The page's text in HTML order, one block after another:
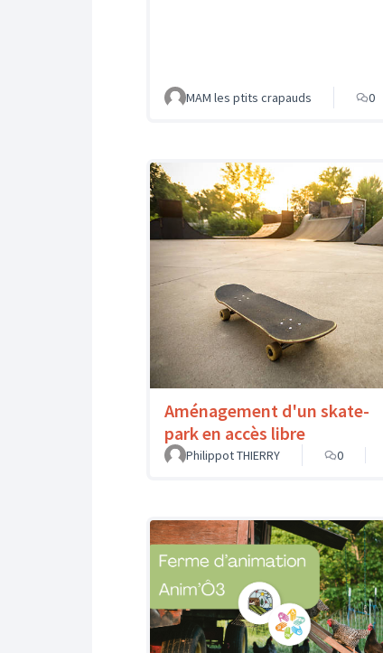
MAM les ptits crapauds 0
Aménagement d'un skate-
park en accès libre
Philippot THIERRY
0